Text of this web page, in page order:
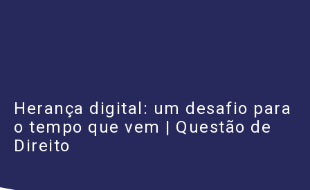
Herança digital: um desafio para
o tempo que vem | Questão de
Direito